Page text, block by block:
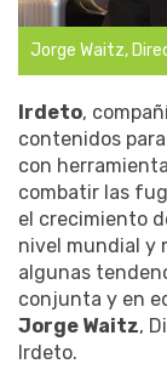
Jorge Waitz,
Irdeto,
contenidos
con
combatir las
el crecimiento
nivel mundial y
algunas
conjunta y en
Jorge Waitz,
Irdeto.